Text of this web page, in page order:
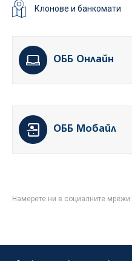
Клонове и банкомати
ОББ Онлайн
ОББ Мобайл
Намерете ни в социалните мрежи: